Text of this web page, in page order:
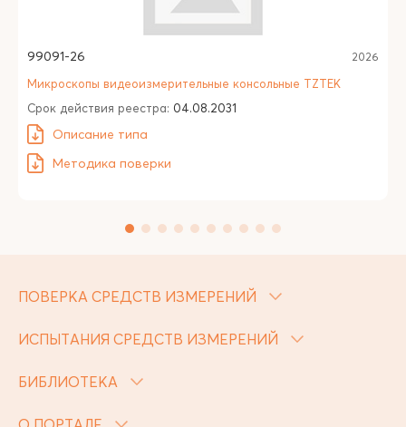
99091-26 2026
Микроскопы видеоизмерительные консольные TZTEK
Срок действия реестра: 04.08.2031
Описание типа
Методика поверки
ПОВЕРКА СРЕДСТВ ИЗМЕРЕНИЙ
ИСПЫТАНИЯ СРЕДСТВ ИЗМЕРЕНИЙ
БИБЛИОТЕКА